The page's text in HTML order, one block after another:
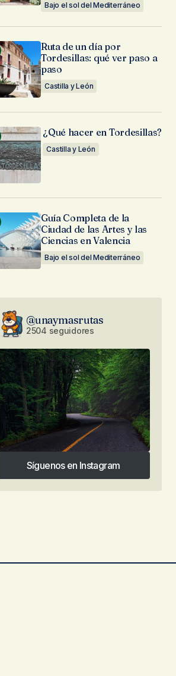
Bajo el sol del Mediterráneo
Ruta de un día por
Tordesillas: qué ver paso a
paso
Castilla y León
¿Qué hacer en Tordesillas?
Castilla y León
Guía Completa de la
Ciudad de las Artes y las
Ciencias en Valencia
Bajo el sol del Mediterráneo
@unaymasrutas
2504 seguidores
Síguenos en Instagram
Síguenos en Instagram